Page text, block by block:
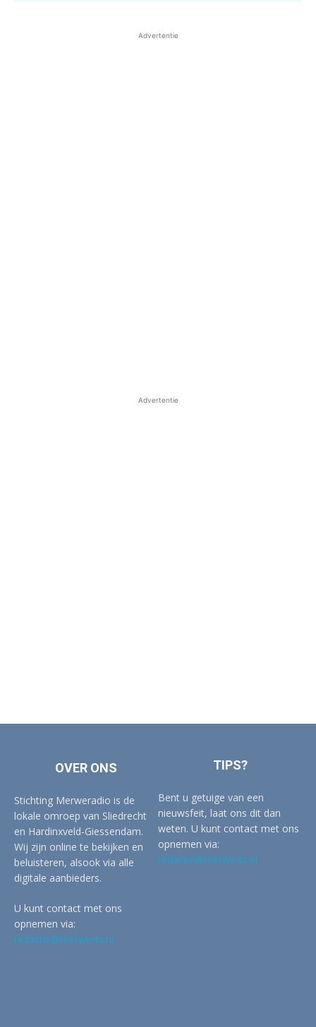
Advertentie
Advertentie
OVER ONS
Stichting Merweradio is de
lokale omroep van Sliedrecht
en Hardinxveld-Giessendam.
Wij zijn online te bekijken en
beluisteren, alsook via alle
digitale aanbieders.
U kunt contact met ons
opnemen via:
redactie@merwertv.nl
TIPS?
Bent u getuige van een
nieuwsfeit, laat ons dit dan
weten. U kunt contact met ons
opnemen via:
redactie@merwertv.nl